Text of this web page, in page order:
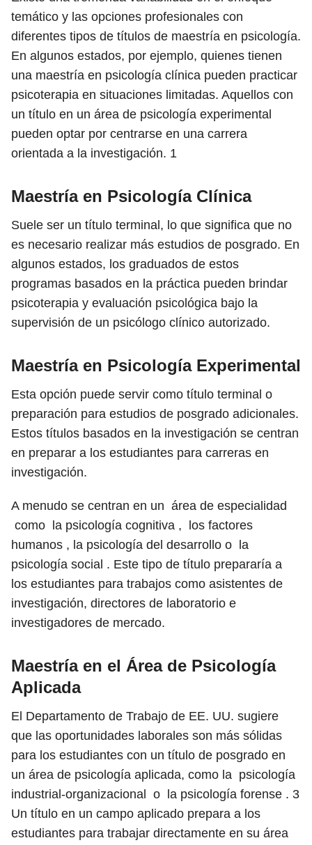
temático y las opciones profesionales con
diferentes tipos de títulos de maestría en psicología.
En algunos estados, por ejemplo, quienes tienen
una maestría en psicología clínica pueden practicar
psicoterapia en situaciones limitadas. Aquellos con
un título en un área de psicología experimental
pueden optar por centrarse en una carrera
orientada a la investigación. 1
Maestría en Psicología Clínica
Suele ser un título terminal, lo que significa que no
es necesario realizar más estudios de posgrado. En
algunos estados, los graduados de estos
programas basados ​​en la práctica pueden brindar
psicoterapia y evaluación psicológica bajo la
supervisión de un psicólogo clínico autorizado.
Maestría en Psicología Experimental
Esta opción puede servir como título terminal o
preparación para estudios de posgrado adicionales.
Estos títulos basados ​​en la investigación se centran
en preparar a los estudiantes para carreras en
investigación.
A menudo se centran en un área de especialidad
como la psicología cognitiva , los factores
humanos , la psicología del desarrollo o la
psicología social . Este tipo de título prepararía a
los estudiantes para trabajos como asistentes de
investigación, directores de laboratorio e
investigadores de mercado.
Maestría en el Área de Psicología
Aplicada
El Departamento de Trabajo de EE. UU. sugiere
que las oportunidades laborales son más sólidas
para los estudiantes con un título de posgrado en
un área de psicología aplicada, como la psicología
industrial-organizacional o la psicología forense . 3
Un título en un campo aplicado prepara a los
estudiantes para trabajar directamente en su área